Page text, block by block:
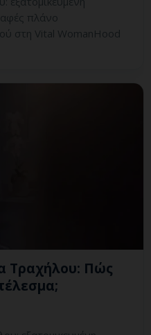
πλάνο
στη Vital WomanHood
Τραχήλου: Πώς